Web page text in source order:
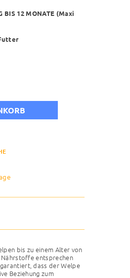
BIS 12 MONATE (Maxi
bis zu einem Alter von
entsprechen
dass der Welpe
Beziehung zum